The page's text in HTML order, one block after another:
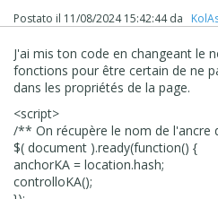
$('#000000006').prop('disabled',
};
};
</script>
.
ciao
.
Postato il 11/08/2024 15:42:44da
J'ai mis ton code en changeant le
fonctions pour être certain de ne
dans les propriétés de la page.
<script>
/** On récupère le nom de l'ancre
$( document ).ready(function() {
anchorKA = location.hash;
controlloKA();